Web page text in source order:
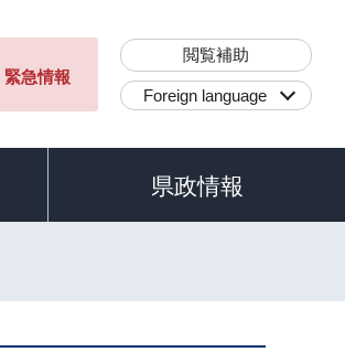
緊急情報
閲覧補助
Foreign language
県政情報